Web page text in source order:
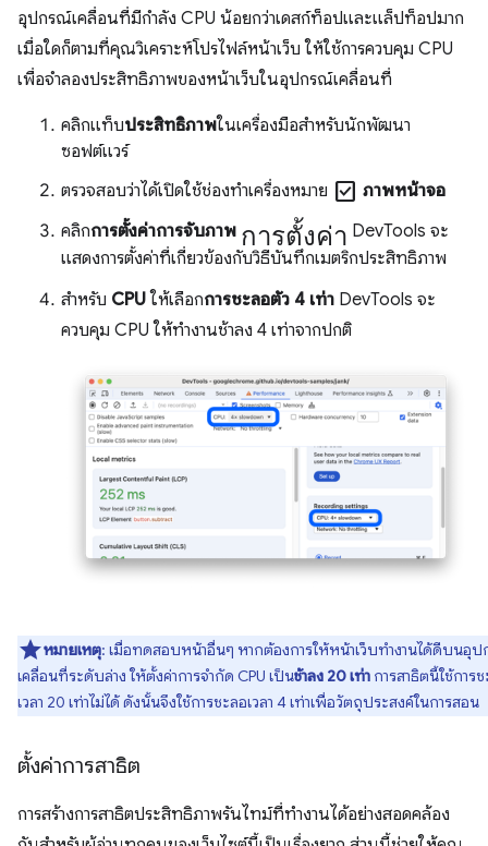
อุปกรณ์เคลื่อนที่มีกำลัง CPU น้อยกว่าเดสก์ท็อปและแล็ปท็อปมาก
เมื่อใดก็ตามที่คุณวิเคราะห์โปรไฟล์หน้าเว็บ ให้ใช้การควบคุม CPU
เพื่อจําลองประสิทธิภาพของหน้าเว็บในอุปกรณ์เคลื่อนที่
คลิกแท็บประสิทธิภาพในเครื่องมือสําหรับนักพัฒนา
ซอฟต์แวร์
ตรวจสอบว่าได้เปิดใช้ช่องทำเครื่องหมาย check_box ภาพหน้าจอ
คลิกการตั้งค่าการจับภาพ การตั้งค่า DevTools จะ
แสดงการตั้งค่าที่เกี่ยวข้องกับวิธีบันทึกเมตริกประสิทธิภาพ
สําหรับ CPU ให้เลือกการชะลอตัว 4 เท่า DevTools จะ
ควบคุม CPU ให้ทำงานช้าลง 4 เท่าจากปกติ
หมายเหตุ: เมื่อทดสอบหน้าอื่นๆ หากต้องการให้หน้าเว็บทำงานได้ดีบนอุ
เคลื่อนที่ระดับล่าง ให้ตั้งค่าการจำกัด CPU เป็นช้าลง 20 เท่า การสาธิตนี้ใช้การ
เวลา 20 เท่าไม่ได้ ดังนั้นจึงใช้การชะลอเวลา 4 เท่าเพื่อวัตถุประสงค์ในการสอน
ตั้งค่าการสาธิต
การสร้างการสาธิตประสิทธิภาพรันไทม์ที่ทำงานได้อย่างสอดคล้อง